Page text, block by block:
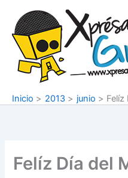
contenido
Inicio 2013 junio Felíz
Felíz Día del